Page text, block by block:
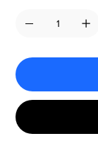
l’ossidazione
nutriente e
secchezza
elasticità e un